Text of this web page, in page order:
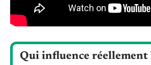
Qui influence réellement